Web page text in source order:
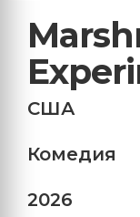
США
Комедия
2026